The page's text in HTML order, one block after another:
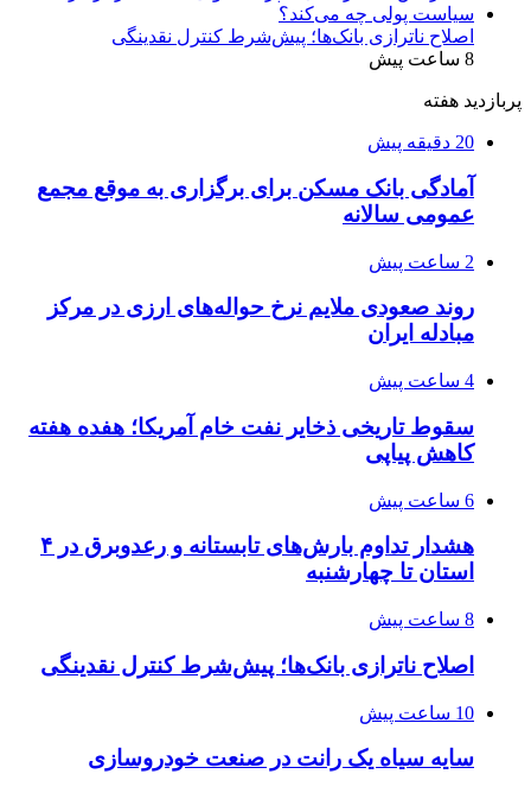
اصلاح ناترازی بانک‌ها؛ پیش‌شرط کنترل نقدینگی
8 ساعت پیش
پربازدید هفته
20 دقیقه پیش
آمادگی بانک مسکن برای برگزاری به موقع مجمع
عمومی سالانه
2 ساعت پیش
روند صعودی ملایم نرخ حواله‌های ارزی در مرکز
مبادله ایران
4 ساعت پیش
سقوط تاریخی ذخایر نفت خام آمریکا؛ هفده هفته
کاهش پیاپی
6 ساعت پیش
هشدار تداوم بارش‌های تابستانه و رعدوبرق در ۴
استان تا چهارشنبه
8 ساعت پیش
اصلاح ناترازی بانک‌ها؛ پیش‌شرط کنترل نقدینگی
10 ساعت پیش
سایه سیاه یک رانت در صنعت خودروسازی